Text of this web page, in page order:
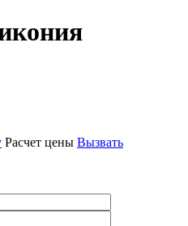
Расчет цены Вызвать